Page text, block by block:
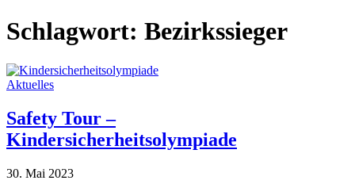
Schlagwort: Bezirkssieger
Aktuelles
Safety Tour –
Kindersicherheitsolympiade
30. Mai 2023